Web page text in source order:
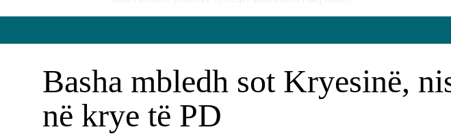
Basha mbledh sot Kryesinë,
në krye të PD